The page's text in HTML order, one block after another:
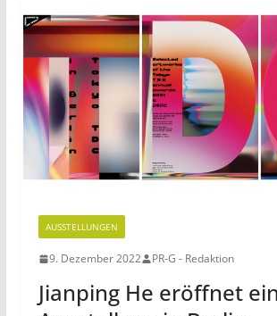
AUSSTELLUNGEN
9. Dezember 2022 PR-G - Redaktion
Jianping He eröffnet